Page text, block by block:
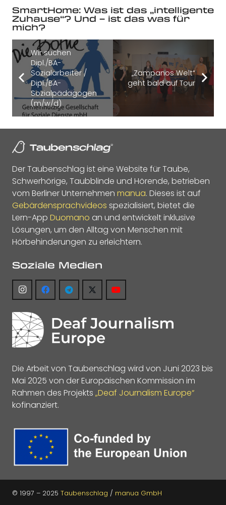
SmartHome: Was ist das „intelligente
Zuhause“? Und – ist das was für
mich?
Wir suchen
Dipl./BA-
Sozialarbeiter /
Dipl./BA-
Sozialpädagogen
(m/w/d)
„Zampanos Welt“
geht bald auf Tour
Der Taubenschlag ist eine Website für Taube,
Schwerhörige, Taubblinde und Hörende, betrieben
vom Berliner Unternehmen manua. Dieses ist auf
Gebärdensprachvideos spezialisiert, bietet die
Lern-App Duomano an und entwickelt inklusive
Lösungen, um den Alltag von Menschen mit
Hörbehinderungen zu erleichtern.
Soziale Medien
Die Arbeit von Taubenschlag wird von Juni 2023 bis
Mai 2025 von der Europäischen Kommission im
Rahmen des Projekts „Deaf Journalism Europe“
kofinanziert.
© 1997 – 2025 Taubenschlag / manua GmbH